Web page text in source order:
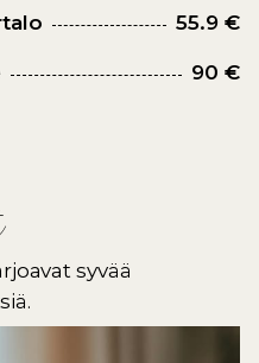
55.9 €
90 €
syvää